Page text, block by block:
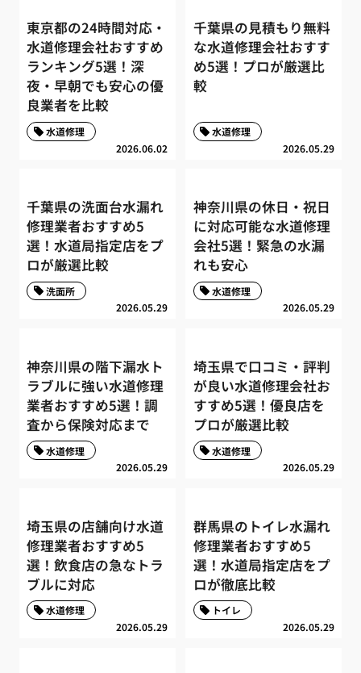
東京都の24時間対応・
水道修理会社おすすめ
ランキング5選！深
夜・早朝でも安心の優
良業者を比較
2026.06.02
水道修理
千葉県の見積もり無料
な水道修理会社おすす
め5選！プロが厳選比
較
2026.05.29
水道修理
千葉県の洗面台水漏れ
修理業者おすすめ5
選！水道局指定店をプ
ロが厳選比較
2026.05.29
洗面所
神奈川県の休日・祝日
に対応可能な水道修理
会社5選！緊急の水漏
れも安心
2026.05.29
水道修理
神奈川県の階下漏水ト
ラブルに強い水道修理
業者おすすめ5選！調
査から保険対応まで
2026.05.29
水道修理
埼玉県で口コミ・評判
が良い水道修理会社お
すすめ5選！優良店を
プロが厳選比較
2026.05.29
水道修理
埼玉県の店舗向け水道
修理業者おすすめ5
選！飲食店の急なトラ
ブルに対応
2026.05.29
水道修理
群馬県のトイレ水漏れ
修理業者おすすめ5
選！水道局指定店をプ
ロが徹底比較
2026.05.29
トイレ